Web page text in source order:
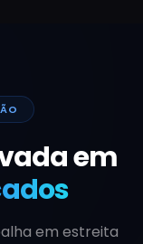
em
em estreita